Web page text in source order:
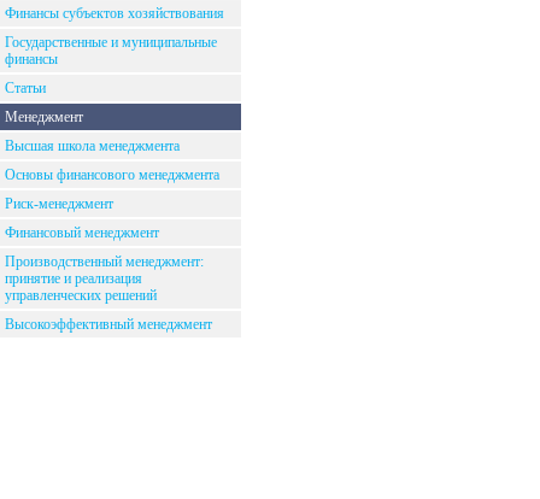
Финансы субъектов хозяйствования
Государственные и муниципальные
финансы
Статьи
Менеджмент
Высшая школа менеджмента
Основы финансового менеджмента
Риск-менеджмент
Финансовый менеджмент
Производственный менеджмент:
принятие и реализация
управленческих решений
Высокоэффективный менеджмент